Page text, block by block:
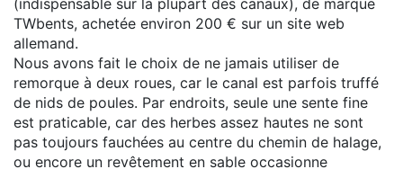
(indispensable sur la plupart des canaux), de marque
TWbents, achetée environ 200 € sur un site web
allemand.
Nous avons fait le choix de ne jamais utiliser de
remorque à deux roues, car le canal est parfois truffé
de nids de poules. Par endroits, seule une sente fine
est praticable, car des herbes assez hautes ne sont
pas toujours fauchées au centre du chemin de halage,
ou encore un revêtement en sable occasionne